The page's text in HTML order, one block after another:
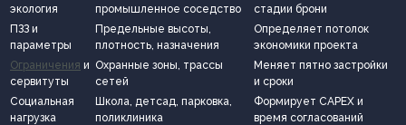
экология
промышленное соседство
стадии брони
ПЗЗ и
параметры
Предельные высоты,
плотность, назначения
Определяет потолок
экономики проекта
Ограничения и
сервитуты
Охранные зоны, трассы
сетей
Меняет пятно застройки
и сроки
Социальная
нагрузка
Школа, детсад, парковка,
поликлиника
Формирует CAPEX и
время согласований